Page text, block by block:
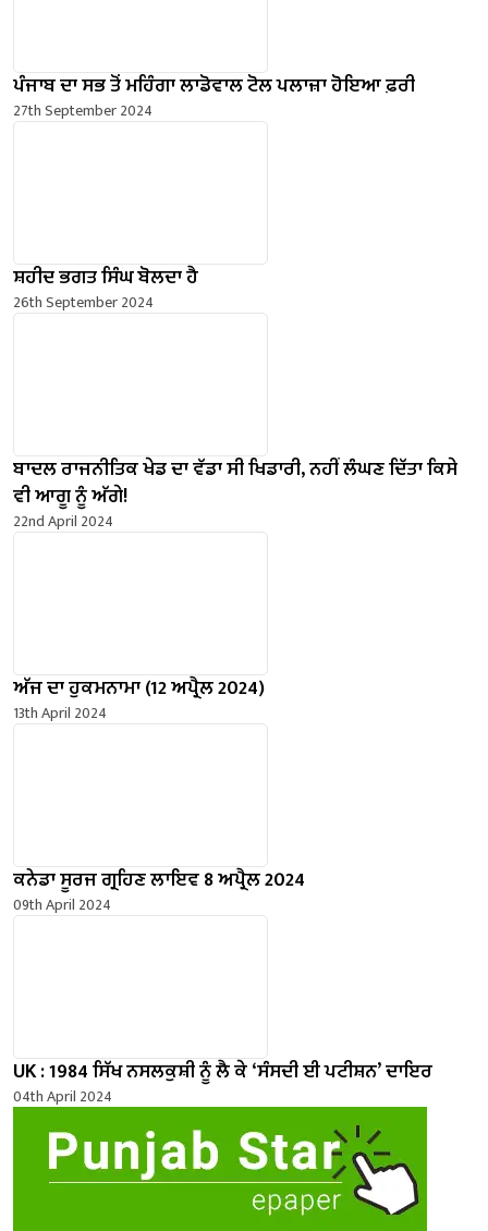
ਪੰਜਾਬ ਦਾ ਸਭ ਤੋਂ ਮਹਿੰਗਾ ਲਾਡੋਵਾਲ ਟੋਲ ਪਲਾਜ਼ਾ ਹੋਇਆ ਫ਼ਰੀ
27th September 2024
ਸ਼ਹੀਦ ਭਗਤ ਸਿੰਘ ਬੋਲਦਾ ਹੈ
26th September 2024
ਬਾਦਲ ਰਾਜਨੀਤਿਕ ਖੇਡ ਦਾ ਵੱਡਾ ਸੀ ਖਿਡਾਰੀ, ਨਹੀਂ ਲੰਘਣ ਦਿੱਤਾ ਕਿਸੇ
ਵੀ ਆਗੂ ਨੂੰ ਅੱਗੇ!
22nd April 2024
ਅੱਜ ਦਾ ਹੁਕਮਨਾਮਾ (12 ਅਪ੍ਰੈਲ 2024)
13th April 2024
ਕਨੇਡਾ ਸੂਰਜ ਗ੍ਰਹਿਣ ਲਾਇਵ 8 ਅਪ੍ਰੈਲ 2024
09th April 2024
UK : 1984 ਸਿੱਖ ਨਸਲਕੁਸ਼ੀ ਨੂੰ ਲੈ ਕੇ ‘ਸੰਸਦੀ ਈ ਪਟੀਸ਼ਨ’ ਦਾਇਰ
04th April 2024